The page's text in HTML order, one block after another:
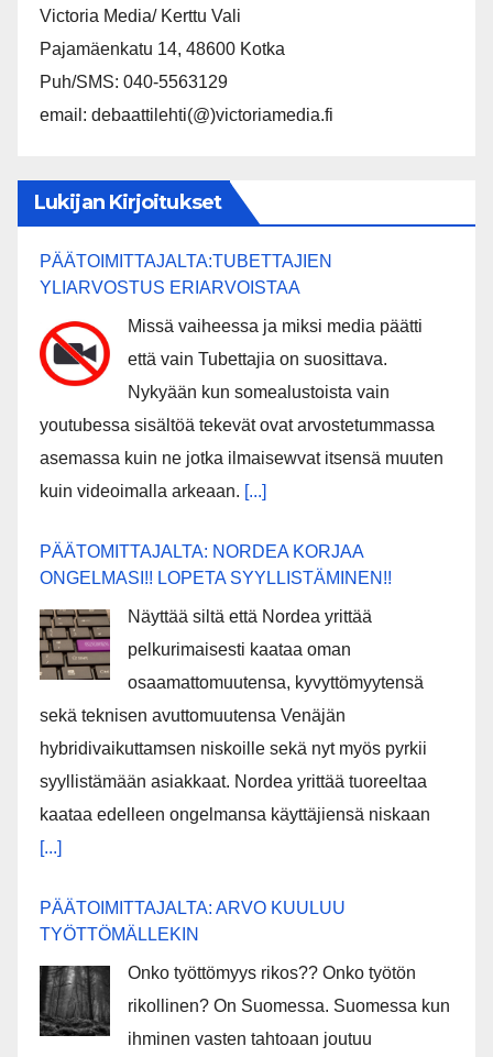
Victoria Media/ Kerttu Vali
Pajamäenkatu 14, 48600 Kotka
Puh/SMS: 040-5563129
email: debaattilehti(@)victoriamedia.fi
Lukijan Kirjoitukset
PÄÄTOIMITTAJALTA:TUBETTAJIEN
YLIARVOSTUS ERIARVOISTAA
Missä vaiheessa ja miksi media päätti
että vain Tubettajia on suosittava.
Nykyään kun somealustoista vain
youtubessa sisältöä tekevät ovat arvostetummassa
asemassa kuin ne jotka ilmaisewvat itsensä muuten
kuin videoimalla arkeaan. [...]
PÄÄTOMITTAJALTA: NORDEA KORJAA
ONGELMASI!! LOPETA SYYLLISTÄMINEN!!
Näyttää siltä että Nordea yrittää
pelkurimaisesti kaataa oman
osaamattomuutensa, kyvyttömyytensä
sekä teknisen avuttomuutensa Venäjän
hybridivaikuttamsen niskoille sekä nyt myös pyrkii
syyllistämään asiakkaat. Nordea yrittää tuoreeltaa
kaataa edelleen ongelmansa käyttäjiensä niskaan
[...]
PÄÄTOIMITTAJALTA: ARVO KUULUU
TYÖTTÖMÄLLEKIN
Onko työttömyys rikos?? Onko työtön
rikollinen? On Suomessa. Suomessa kun
ihminen vasten tahtoaan joutuu